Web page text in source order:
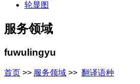
轮显图
服务领域
fuwulingyu
首页 >> 服务领域 >> 翻译语种